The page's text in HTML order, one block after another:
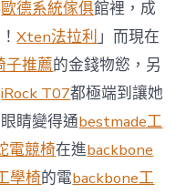
年
總
買
賣
額
近
60
億
元〉
中
歐德系統傢俱館裡，成
Xten法拉利」而現在
子推薦的金錢物慾，另
iRock T07都極端到讓她
睛變得通bestmade工
電競椅在進backbone
學椅的電backbone工